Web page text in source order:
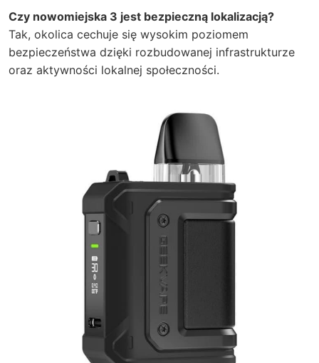
Czy nowomiejska 3 jest bezpieczną lokalizacją?
Tak, okolica cechuje się wysokim poziomem
bezpieczeństwa dzięki rozbudowanej infrastrukturze
oraz aktywności lokalnej społeczności.